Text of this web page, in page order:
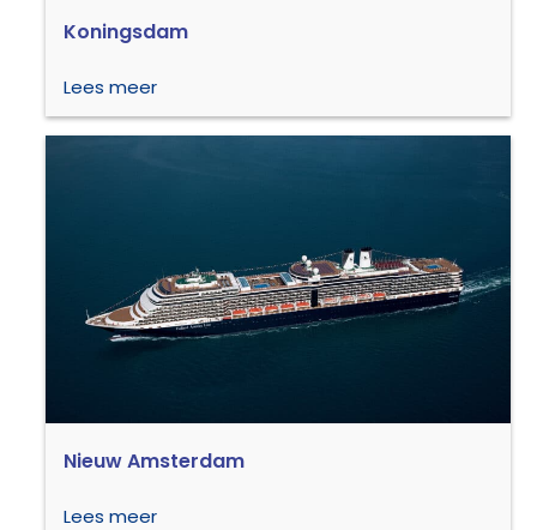
Koningsdam
Lees meer
Nieuw Amsterdam
Lees meer